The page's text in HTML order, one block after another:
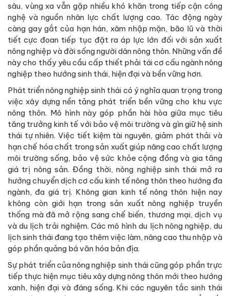
sâu, vùng xa vẫn gặp nhiều khó khăn trong tiếp cận công
nghệ và nguồn nhân lực chất lượng cao. Tác động ngày
càng gay gắt của hạn hán, xâm nhập mặn, bão lũ và thời
tiết cực đoan tiếp tục đặt ra áp lực lớn đối với sản xuất
nông nghiệp và đời sống người dân nông thôn. Những vấn đề
này cho thấy yêu cầu cấp thiết phải tái cơ cấu ngành nông
nghiệp theo hướng sinh thái, hiện đại và bền vững hơn.
Phát triển nông nghiệp sinh thái có ý nghĩa quan trọng trong
việc xây dựng nền tảng phát triển bền vững cho khu vực
nông thôn. Mô hình này góp phần hài hòa giữa mục tiêu
tăng trưởng kinh tế với bảo vệ môi trường và gìn giữ hệ sinh
thái tự nhiên. Việc tiết kiệm tài nguyên, giảm phát thải và
hạn chế hóa chất trong sản xuất giúp nâng cao chất lượng
môi trường sống, bảo vệ sức khỏe cộng đồng và gia tăng
giá trị nông sản. Đồng thời, nông nghiệp sinh thái mở ra
hướng chuyển dịch cơ cấu kinh tế nông thôn theo hướng đa
ngành, đa giá trị. Không gian kinh tế nông thôn hiện nay
không còn giới hạn trong sản xuất nông nghiệp truyền
thống mà đã mở rộng sang chế biến, thương mại, dịch vụ
và du lịch trải nghiệm. Các mô hình du lịch nông nghiệp, du
lịch sinh thái đang tạo thêm việc làm, nâng cao thu nhập và
góp phần quảng bá văn hóa bản địa.
Sự phát triển của nông nghiệp sinh thái cũng góp phần trực
tiếp thực hiện mục tiêu xây dựng nông thôn mới theo hướng
xanh, hiện đại và đáng sống. Khi các nguyên tắc sinh thái